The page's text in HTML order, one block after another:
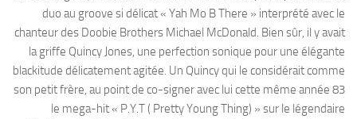
duo au groove si délicat « Yah Mo B There » interprété avec le
chanteur des Doobie Brothers Michael McDonald. Bien sûr, il y avait
la griffe Quincy Jones, une perfection sonique pour une élégante
blackitude délicatement agitée. Un Quincy qui le considérait comme
son petit frère, au point de co-signer avec lui cette même année 83
le mega-hit « P.Y.T ( Pretty Young Thing) » sur le légendaire